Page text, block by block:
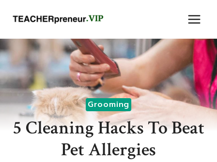
Grooming
5 Cleaning Hacks To Beat
Pet Allergies